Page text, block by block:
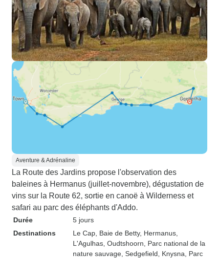
Aventure & Adrénaline
La Route des Jardins propose l'observation des
baleines à Hermanus (juillet-novembre), dégustation de
vins sur la Route 62, sortie en canoë à Wilderness et
safari au parc des éléphants d'Addo.
Durée
5 jours
Destinations
Le Cap , Baie de Betty, Hermanus
L'Agulhas , Oudtshoorn , Parc national de la
nature sauvage , Sedgefield , Knysna , Parc